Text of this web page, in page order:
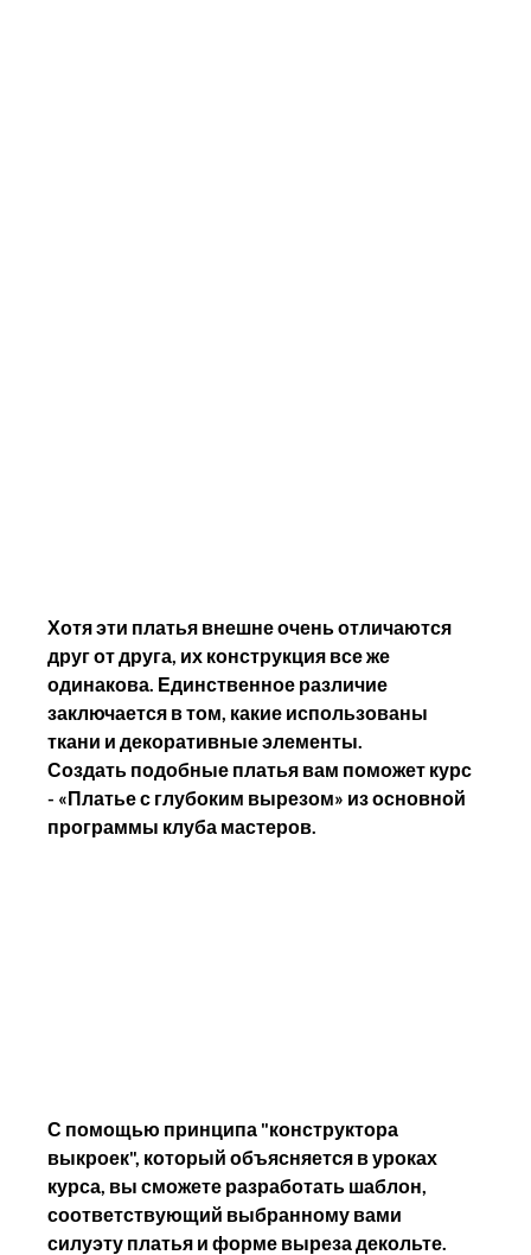
Хотя эти платья внешне очень отличаются
друг от друга, их конструкция все же
одинакова. Единственное различие
заключается в том, какие использованы
ткани и декоративные элементы.
Создать подобные платья вам поможет курс
- «Платье с глубоким вырезом» из основной
программы клуба мастеров.
С помощью принципа "конструктора
выкроек", который объясняется в уроках
курса, вы сможете разработать шаблон,
соответствующий выбранному вами
силуэту платья и форме выреза декольте.